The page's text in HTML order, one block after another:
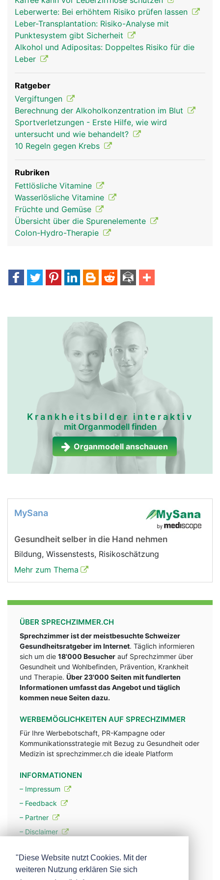
leber frau
Leberwerte: Bei erhöhtem Risiko prüfen lassen
Leber-Transplantation: Risiko-Analyse mit
Punktesystem gibt Sicherheit
Alkohol und Adipositas: Doppeltes Risiko für die
Leber
Ratgeber
Vergiftungen
Berechnung der Alkoholkonzentration im Blut
Sportverletzungen - Erste Hilfe, wie wird
untersucht und wie behandelt?
10 Regeln gegen Krebs
Rubriken
Fettlösliche Vitamine
Wasserlösliche Vitamine
Früchte und Gemüse
Übersicht über die Spurenelemente
Colon-Hydro-Therapie
Krankheitsbilder interaktiv
mit Organmodell finden
Organmodell anschauen
MySana
Gesundheit selber in die Hand nehmen
Bildung, Wissenstests, Risikoschätzung
Mehr zum Thema
ÜBER SPRECHZIMMER.CH
Sprechzimmer ist der meistbesuchte Schweizer
Gesundheitsratgeber im Internet. Täglich informieren
sich um die 18'000 Besucher auf Sprechzimmer über
Gesundheit und Wohlbefinden, Prävention, Krankheit
und Therapie. Über 23'000 Seiten mit fundlerten
Informationen umfasst das Angebot und täglich
kommen neue Seiten dazu.
WERBEMÖGLICHKEITEN AUF SPRECHZIMMER
Für Ihre Werbebotschaft, PR-Kampagne oder
Kommunikationsstrategie mit Bezug zu Gesundheit oder
Medizin ist sprechzimmer.ch die ideale Platform
INFORMATIONEN
– Impressum
– Feedback
– Partner
– Disclaimer
– Werbung
"Diese Website nutzt Cookies. Mit der
weiteren Nutzung erklären Sie sich